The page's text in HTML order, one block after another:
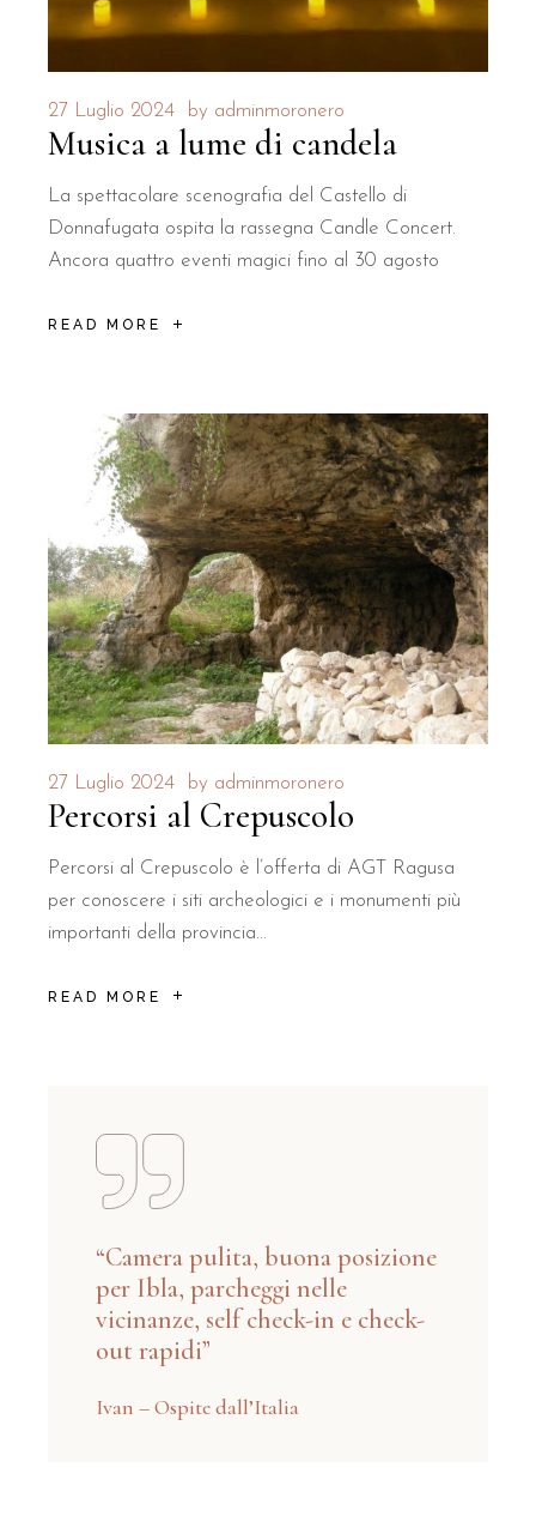
27 Luglio 2024 by adminmoronero
Musica a lume di candela
La spettacolare scenografia del Castello di
Donnafugata ospita la rassegna Candle Concert.
Ancora quattro eventi magici fino al 30 agosto
READ MORE
27 Luglio 2024 by adminmoronero
Percorsi al Crepuscolo
Percorsi al Crepuscolo è l’offerta di AGT Ragusa
per conoscere i siti archeologici e i monumenti più
importanti della provincia…
READ MORE
“Camera pulita, buona posizione
per Ibla, parcheggi nelle
vicinanze, self check-in e check-
out rapidi”
Ivan – Ospite dall’Italia